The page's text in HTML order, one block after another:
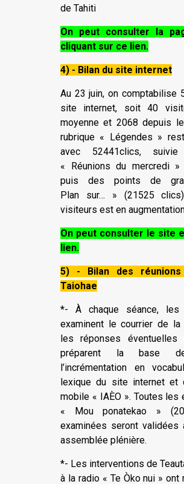
de Tahiti
On peut consulter la
cliquant sur ce lien.
4) - Bilan du site internet
Au 23 juin, on comptabilise
site internet, soit 40
moyenne et 2068 depuis
rubrique « Légendes »
avec 52441clics,
« Réunions du mercredi
puis des points de
Plan sur… » (21525
visiteurs est en
On peut consulter le site
lien.
5) -
Bilan des
Taiohae
*- À chaque séance, les
examinent le courrier de la
les réponses
préparent la base
l’incrémentation en
lexique du site internet et
mobile « IAÈO ». Toutes les
« Mou ponatekao »
examinées seront
assemblée plénière.
*- Les interventions de
à la radio « Te Òko nui »